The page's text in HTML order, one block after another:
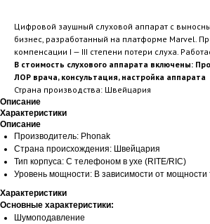
Цифровой заушный слуховой аппарат с
бизнес, разработанный на платформе Marvel.
компенсации I — III степени потери слуха.
В стоимость слухового аппарата включены:
ЛОР врача, консультация, настройка аппарата
Страна производства: Швейцария
Описание
Характеристики
Описание
Производитель: Phonak
Страна происхождения: Швейцария
Тип корпуса: С телефоном в ухе (RITE/RIC)
Уровень мощности: В зависимости от
Характеристики
Основные характеристики:
Шумоподавление